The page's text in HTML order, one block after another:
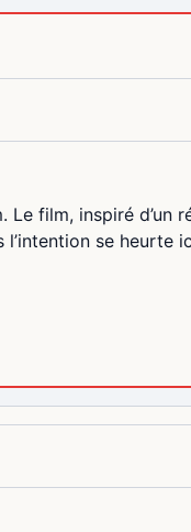
film, inspiré d’un
se heurte